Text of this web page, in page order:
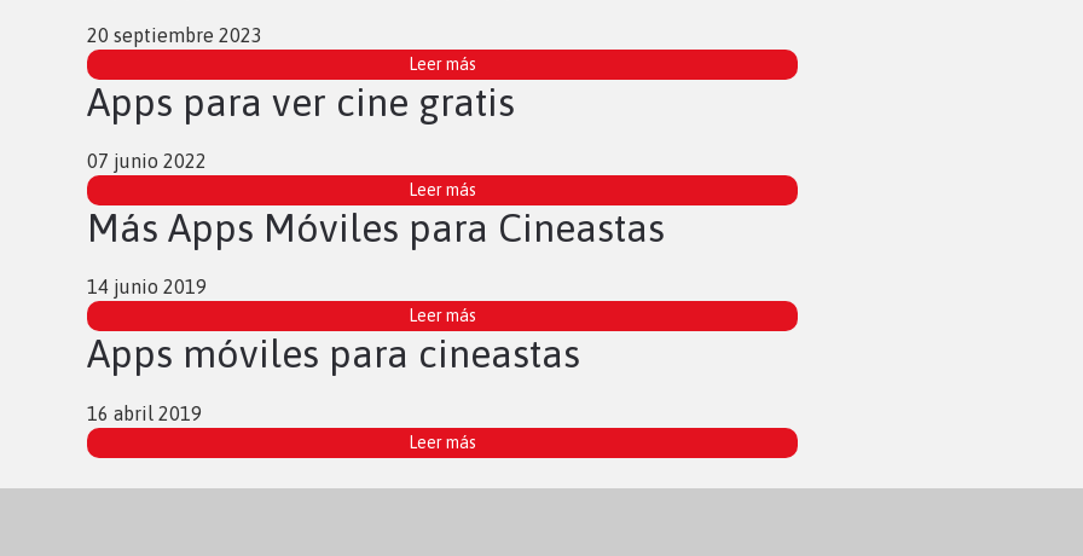
20 septiembre 2023
Leer más
Apps para ver cine gratis
07 junio 2022
Leer más
Más Apps Móviles para Cineastas
14 junio 2019
Leer más
Apps móviles para cineastas
16 abril 2019
Leer más